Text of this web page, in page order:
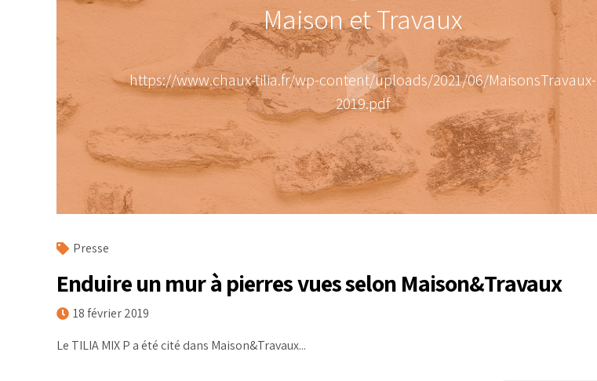
Maison et Travaux
https://www.chaux-tilia.fr/wp-content/uploads/2021/06/MaisonsTravaux-
2019.pdf
Presse
Enduire un mur à pierres vues selon Maison&Travaux
18 février 2019
Le TILIA MIX P a été cité dans Maison&Travaux...